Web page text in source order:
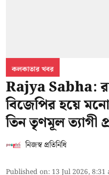
কলকাতার খবর
Rajya Sabha:
বিজেপির হয়ে
তিন তৃণমূল ত্যাগী
নিজস্ব প্রতিনিধি
Published on: 13 Jul 2026, 8:31